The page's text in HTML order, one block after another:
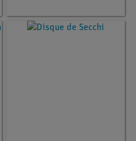
d'alcoolémie de 1%